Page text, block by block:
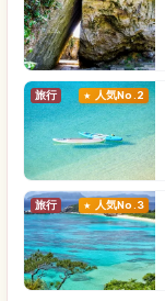
旅行 人気No.2
旅行 人気No.3